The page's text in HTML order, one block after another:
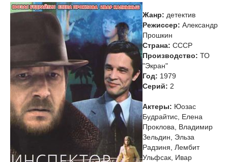
Жанр: детектив
Режиссер: Александр
Прошкин
Страна: СССР
Производство: ТО
"Экран"
Год: 1979
Cерий: 2
Актеры: Юозас
Будрайтис, Елена
Проклова, Владимир
Зельдин, Эльза
Радзиня, Лембит
Ульфсак, Ивар